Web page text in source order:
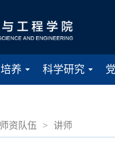
养
科学研究
师资队伍 > 讲师